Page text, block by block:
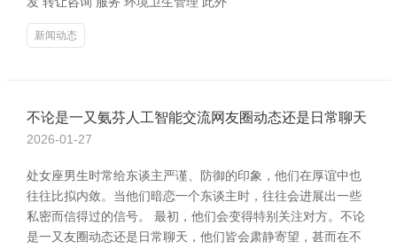
新闻动态
不论是一又氨芬人工智能交流网友圈动态还是日常聊天
2026-01-27
处女座男生时常给东谈主严谨、防御的印象，他们在厚谊中也
往往比拟内敛。当他们暗恋一个东谈主时，往往会进展出一些
私密而信得过的信号。 最初，他们会变得特别关注对方。不论
是一又友圈动态还是日常聊天，他们皆会肃静寄望，甚而在不